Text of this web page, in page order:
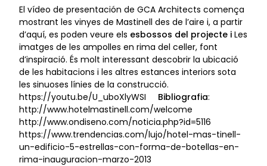
El vídeo de presentación de GCA Architects comença
mostrant les vinyes de Mastinell des de l’aire i, a partir
d’aquí, es poden veure els esbossos del projecte i Les
imatges de les ampolles en rima del celler, font
d’inspiració. És molt interessant descobrir la ubicació
de les habitacions i les altres estances interiors sota
les sinuoses línies de la construcció.
https://youtu.be/U_uboXlyWSI Bibliografia:
http://www.hotelmastinell.com/welcome
http://www.ondiseno.com/noticia.php?id=5116
https://www.trendencias.com/lujo/hotel-mas-tinell-
un-edificio-5-estrellas-con-forma-de-botellas-en-
rima-inauguracion-marzo-2013